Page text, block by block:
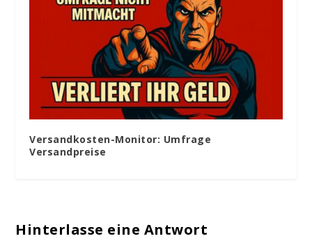
Versandkosten-Monitor: Umfrage
Versandpreise
Hinterlasse eine Antwort